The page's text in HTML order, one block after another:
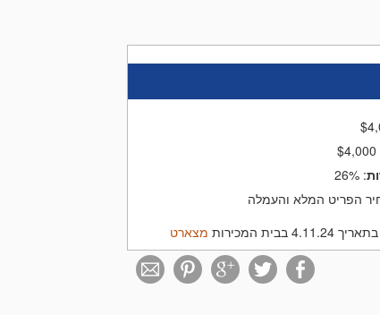
$
$4,000
:
26%
הפריט המלא והעמלה
המכירות
מצארט